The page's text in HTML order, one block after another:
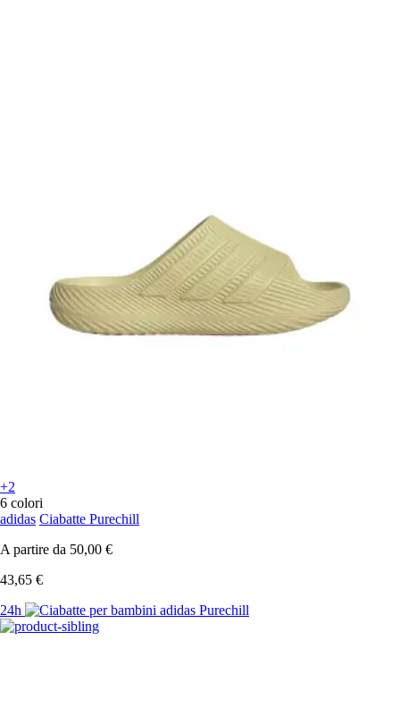
+2
6 colori
adidas Ciabatte Purechill
A partire da 50,00 €
43,65 €
24h